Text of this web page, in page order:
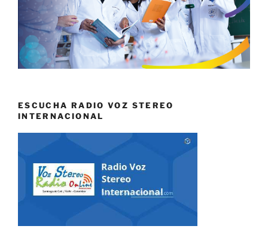
ESCUCHA RADIO VOZ STEREO
INTERNACIONAL